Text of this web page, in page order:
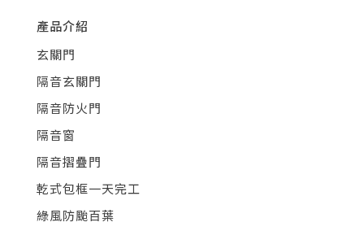
產品介紹
玄關門
隔音玄關門
隔音防火門
隔音窗
隔音摺疊門
乾式包框一天完工
綠風防颱百葉